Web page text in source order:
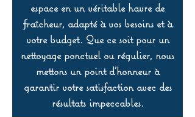
espace en un véritable havre de
fraîcheur, adapté à vos besoins et à
votre budget. Que ce soit pour un
nettoyage ponctuel ou régulier, nous
mettons un point d’honneur à
garantir votre satisfaction avec des
résultats impeccables.